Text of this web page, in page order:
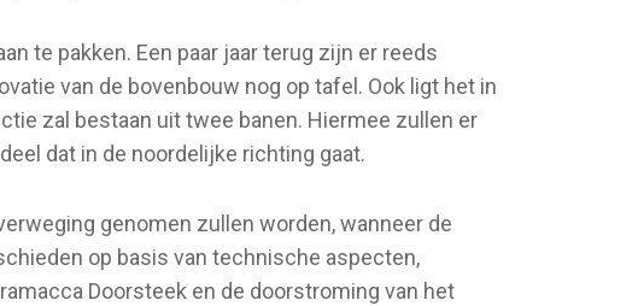
te pakken. Een paar jaar terug zijn er reeds
van de bovenbouw nog op tafel. Ook ligt het in
zal bestaan uit twee banen. Hiermee zullen er
dat in de noordelijke richting gaat.
genomen zullen worden, wanneer de
op basis van technische aspecten,
Doorsteek en de doorstroming van het